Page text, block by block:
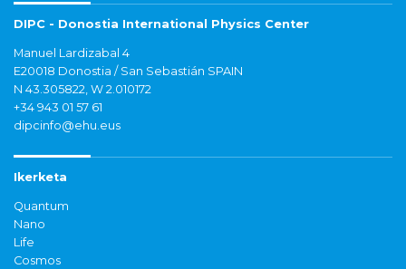
DIPC - Donostia International Physics Center
Manuel Lardizabal 4
E20018 Donostia / San Sebastián SPAIN
N 43.305822, W 2.010172
+34 943 01 57 61
dipcinfo@ehu.eus
Ikerketa
Quantum
Nano
Life
Cosmos